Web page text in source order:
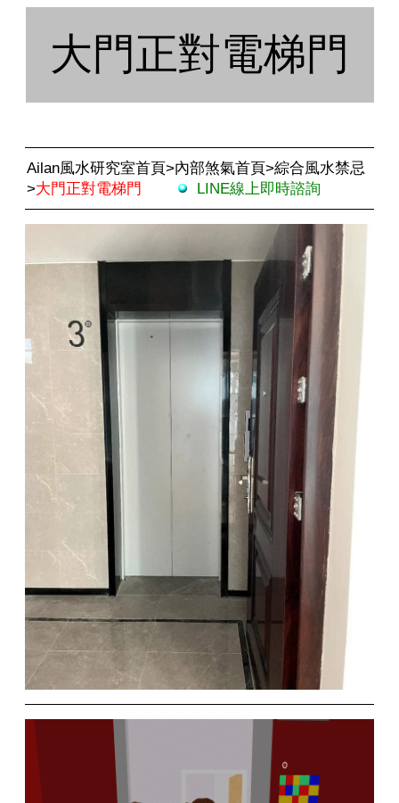
大門正對電梯門
Ailan風水研究室首頁>內部煞氣首頁>綜合風水禁忌
>大門正對電梯門 LINE線上即時諮詢